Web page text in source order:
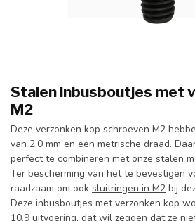
Stalen inbusboutjes met
M2
Deze verzonken kop schroeven M2
van 2,0 mm en een metrische draad.
perfect te combineren met onze stalen
Ter bescherming van het te bevestigen
raadzaam om ook sluitringen in M2 bij
Deze inbusboutjes met verzonken kop
10.9 uitvoering, dat wil zeggen dat ze